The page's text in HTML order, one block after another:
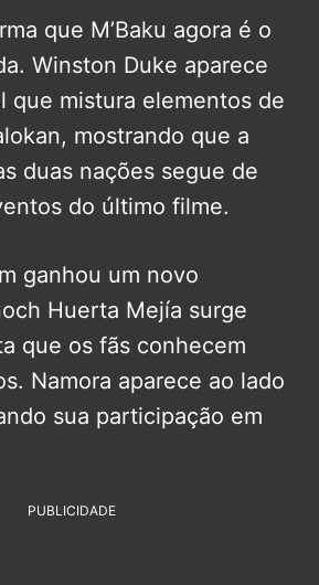
que M’Baku agora é o
Winston Duke aparece
que mistura elementos de
mostrando que a
duas nações segue de
do último filme.
ganhou um novo
Huerta Mejía surge
que os fãs conhecem
Namora aparece ao lado
sua participação em
PUBLICIDADE